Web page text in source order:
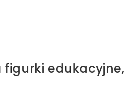
figurki edukacyjne,